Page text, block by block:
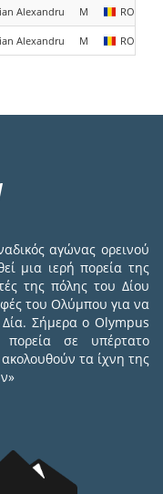
Alexandru M ROU
Alexandru M ROU
αγώνας ορεινού
μια ιερή πορεία της
της πόλης του Δίου
του Ολύμπου για να
Σήμερα ο Olympus
σε υπέρτατο
τα ίχνη της